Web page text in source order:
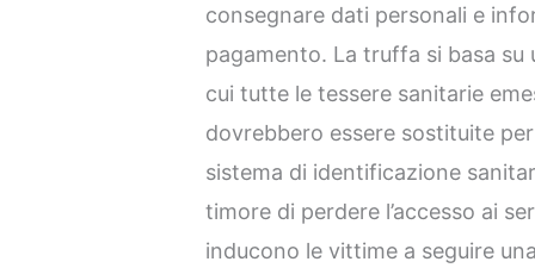
consegnare dati personali e
pagamento. La truffa si basa
cui tutte le tessere sanitarie
dovrebbero essere sostituite
sistema di identificazione
timore di perdere l’accesso ai
inducono le vittime a seguire